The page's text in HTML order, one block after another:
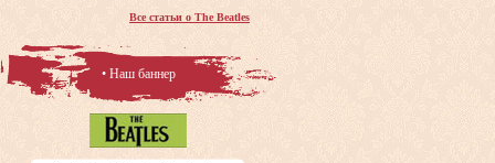
Все статьи о The Beatles
• Наш баннер